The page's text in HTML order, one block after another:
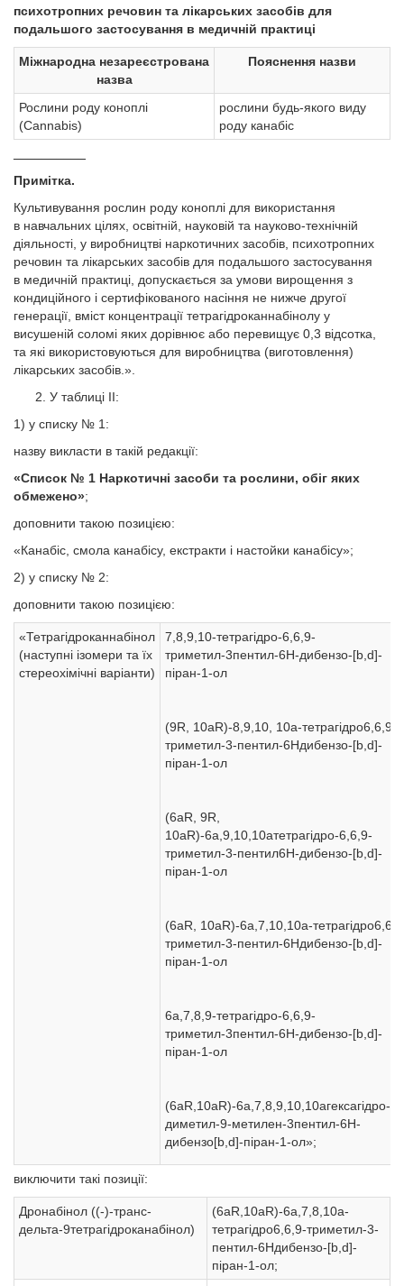
психотропних речовин та лікарських засобів для
подальшого застосування в медичній практиці
Міжнародна незареєстрована
назва
Пояснення назви
Рослини роду коноплі
(Cannabis)
рослини будь-якого виду
роду канабіс
Примітка.
Культивування рослин роду коноплі для використання
в навчальних цілях, освітній, науковій та науково-технічній
діяльності, у виробництві наркотичних засобів, психотропних
речовин та лікарських засобів для подальшого застосування
в медичній практиці, допускається за умови вирощення з
кондиційного і сертифікованого насіння не нижче другої
генерації, вміст концентрації тетрагідроканнабінолу у
висушеній соломі яких дорівнює або перевищує 0,3 відсотка,
та які використовуються для виробництва (виготовлення)
лікарських засобів.».
У таблиці ІІ:
1) у списку № 1:
назву викласти в такій редакції:
«Список № 1 Наркотичні засоби та рослини, обіг яких
обмежено»;
доповнити такою позицією:
«Канабіс, смола канабісу, екстракти і настойки канабісу»;
2) у списку № 2:
доповнити такою позицією:
«Тетрагідроканнабінол
(наступні ізомери та їх
стереохімічні варіанти)
7,8,9,10-тетрагідро-6,6,9-
триметил-3пентил-6H-дибензо-[b,d]-
піран-1-ол
(9R, 10aR)-8,9,10, 10а-тетрагідро6,6,9-
триметил-3-пентил-6Hдибензо-[b,d]-
піран-1-ол
(6aR, 9R,
10aR)-6a,9,10,10aтетрагідро-6,6,9-
триметил-3-пентил6H-дибензо-[b,d]-
піран-1-ол
(6aR, 10aR)-6a,7,10,10a-
триметил-3-пентил-6Hдибензо-[b,d]-
піран-1-ол
6a,7,8,9-тетрагідро-6,6,9-
триметил-3пентил-6H-дибензо-[b,d]-
піран-1-ол
(6aR,10aR)-6a,7,8,9,10,10агексагідро-
диметил-9-метилен-3пентил-6H-
дибензо[b,d]-піран-1-ол»;
виключити такі позиції:
Дронабінол ((-)-транс-
дельта-9тетрагідроканабінол)
(6aR,10aR)-6a,7,8,10а-
тетрагідро6,6,9-триметил-3-
пентил-6Hдибензо-[b,d]-
піран-1-ол;